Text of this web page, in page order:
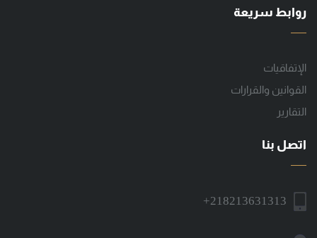
روابط سريعة
الإتفاقيات
القوانين والقرارات
التقارير
اتصل بنا
+218213631313